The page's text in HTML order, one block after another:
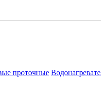
проточные